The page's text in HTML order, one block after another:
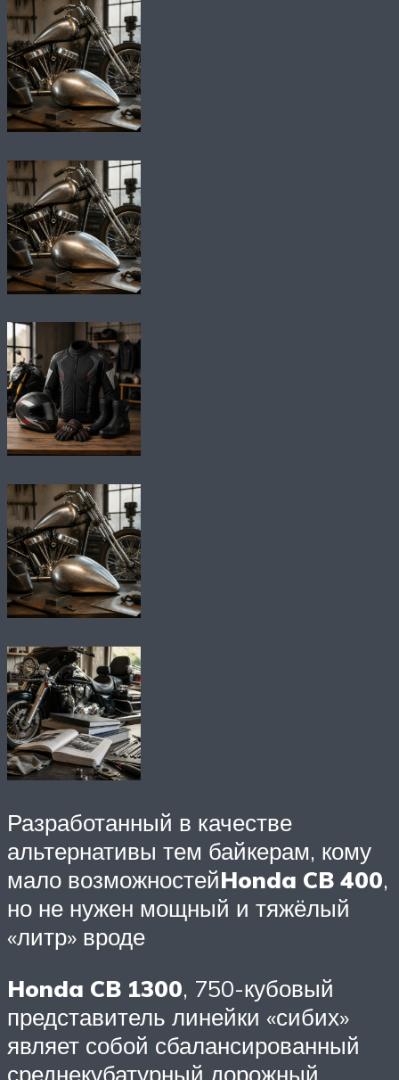
Разработанный в качестве
альтернативы тем байкерам, кому
мало возможностейHonda CB 400,
но не нужен мощный и тяжёлый
«литр» вроде
Honda CB 1300, 750-кубовый
представитель линейки «сибих»
являет собой сбалансированный
среднекубатурный дорожный